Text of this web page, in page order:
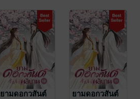
ยามดอกวสันต์
ยามดอกวสันต์